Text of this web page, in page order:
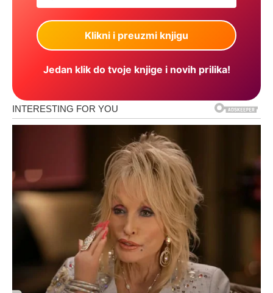
Jedan klik do tvoje knjige i novih prilika!